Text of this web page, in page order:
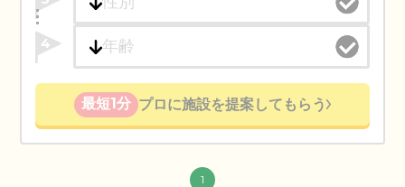
4
最短1分 プロに施設を提案してもらう
1